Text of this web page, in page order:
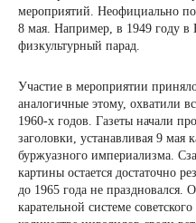
мероприятий. Неофициально
8 мая. Например, в 1949 году в
физкультурный парад.
Участие в мероприятии
аналогичные этому, охватили
1960-х годов. Газеты начали
заголовки, устанавливая 9 мая
буржуазного империализма.
картины остается достаточно
до 1965 года не праздновался.
карательной системе